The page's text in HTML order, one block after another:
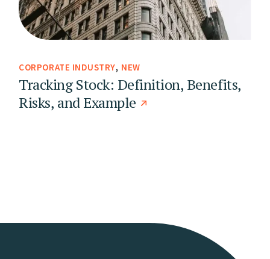
CORPORATE INDUSTRY NEW
Tracking Stock: Definition, Benefits,
Risks, and Example